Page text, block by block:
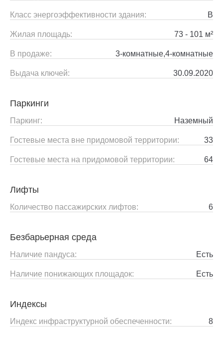
Класс энергоэффективности здания: B
Жилая площадь: 73 - 101 м²
В продаже: 3-комнатные,4-комнатные
Выдача ключей: 30.09.2020
Паркинги
Паркинг: Наземный
Гостевые места вне придомовой территории: 33
Гостевые места на придомовой территории: 64
Лифты
Количество пассажирских лифтов: 6
Безбарьерная среда
Наличие пандуса: Есть
Наличие понижающих площадок: Есть
Индексы
Индекс инфраструктурной обеспеченности: 8